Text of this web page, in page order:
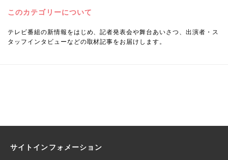
このカテゴリーについて
テレビ番組の新情報をはじめ、記者発表会や舞台あいさつ、出演者・ス
タッフインタビューなどの取材記事をお届けします。
サイトインフォメーション